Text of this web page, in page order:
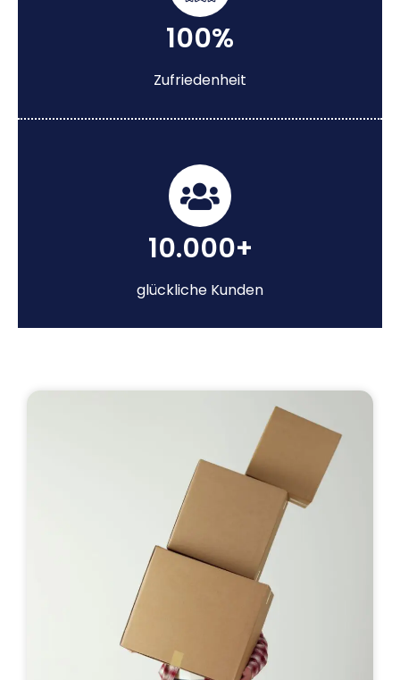
100%
Zufriedenheit
10.000+
glückliche Kunden